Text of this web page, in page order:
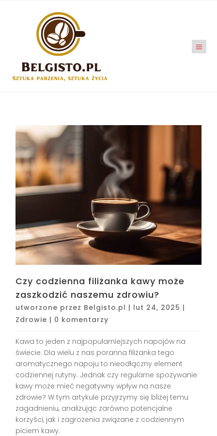
Czy codzienna filiżanka kawy może
zaszkodzić naszemu zdrowiu?
utworzone przez Belgisto.pl | lut 24, 2025 |
Zdrowie | 0 komentarzy
Kawa to jeden z najpopularniejszych napojów na
świecie. Dla wielu z nas poranna filiżanka tego
aromatycznego napoju to nieodłączny element
codziennej rutyny. Jednak czy regularne spożywanie
kawy może mieć negatywny wpływ na nasze
zdrowie? W tym artykule przyjrzymy się bliżej temu
zagadnieniu, analizując zarówno potencjalne
korzyści, jak i zagrożenia związane z codziennym
piciem kawy.